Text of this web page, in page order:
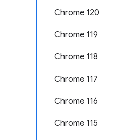
Chrome 120
Chrome 119
Chrome 118
Chrome 117
Chrome 116
Chrome 115